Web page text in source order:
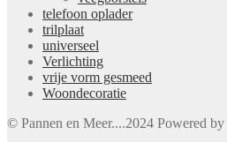
telefoon oplader
trilplaat
universeel
Verlichting
vrije vorm gesmeed
Woondecoratie
© Pannen en Meer....2024 Powered by